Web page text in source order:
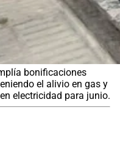
bonificaciones
el alivio en gas y
electricidad para junio.